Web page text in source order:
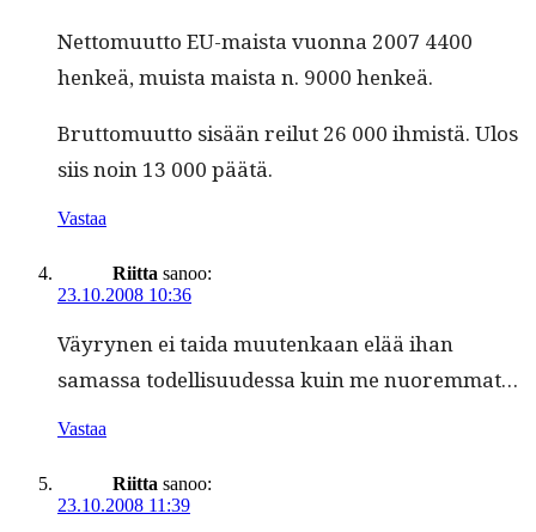
Net­to­muut­to EU-maista vuon­na 2007 4400
henkeä, muista maista n. 9000 henkeä.
Brut­to­muut­to sisään reilut 26 000 ihmistä. Ulos
siis noin 13 000 päätä.
Vastaa
Riitta sanoo:
23.10.2008 10:36
Väyry­nen ei tai­da muutenkaan elää ihan
samas­sa todel­lisu­udessa kuin me nuoremmat…
Vastaa
Riitta sanoo:
23.10.2008 11:39